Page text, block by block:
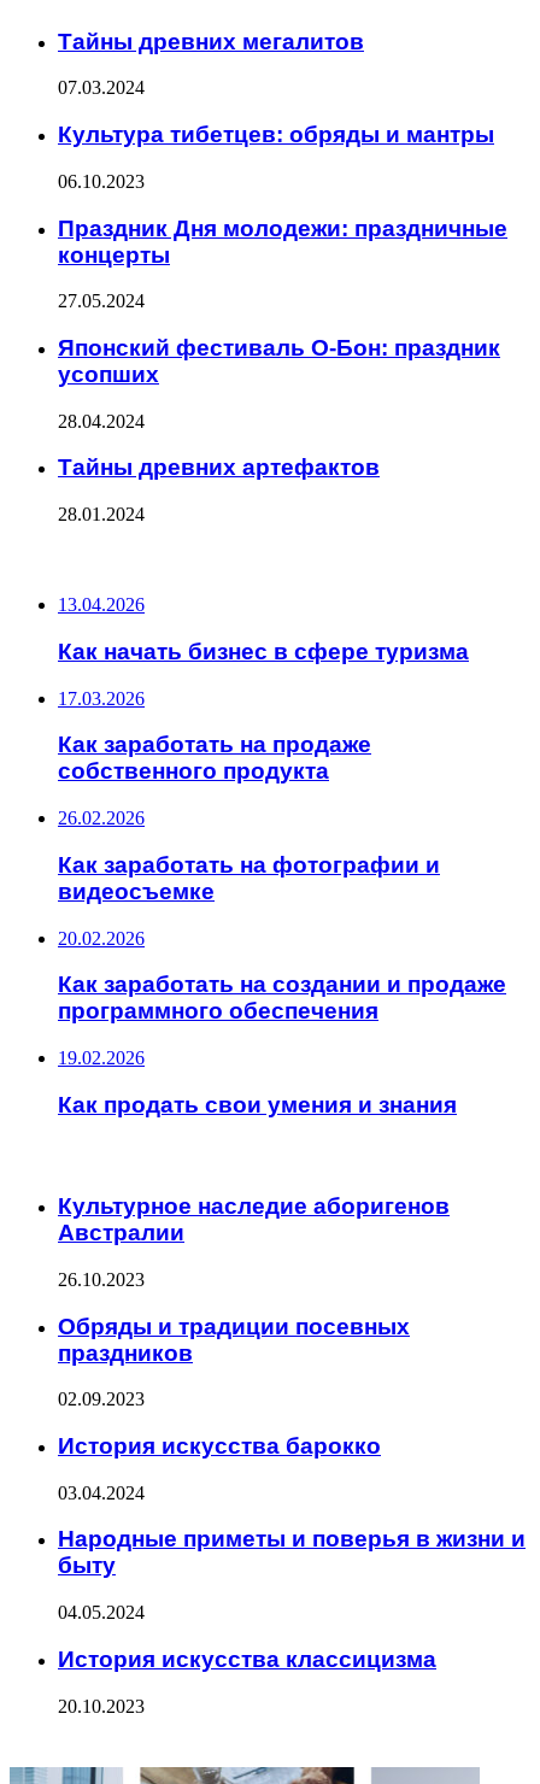
Тайны древних мегалитов
07.03.2024
Культура тибетцев: обряды и мантры
06.10.2023
Праздник Дня молодежи: праздничные
концерты
27.05.2024
Японский фестиваль О-Бон: праздник
усопших
28.04.2024
Тайны древних артефактов
28.01.2024
13.04.2026
Как начать бизнес в сфере туризма
17.03.2026
Как заработать на продаже
собственного продукта
26.02.2026
Как заработать на фотографии и
видеосъемке
20.02.2026
Как заработать на создании и продаже
программного обеспечения
19.02.2026
Как продать свои умения и знания
Культурное наследие аборигенов
Австралии
26.10.2023
Обряды и традиции посевных
праздников
02.09.2023
История искусства барокко
03.04.2024
Народные приметы и поверья в жизни и
быту
04.05.2024
История искусства классицизма
20.10.2023